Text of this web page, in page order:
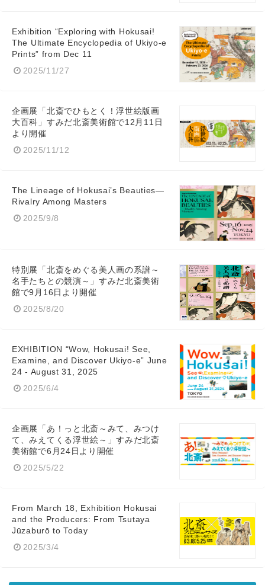
Exhibition “Exploring with Hokusai!
The Ultimate Encyclopedia of Ukiyo-e
Prints” from Dec 11
2025/11/27
企画展「北斎でひもとく！浮世絵版画
大百科」すみだ北斎美術館で12月11日
より開催
2025/11/12
The Lineage of Hokusai’s Beauties—
Rivalry Among Masters
2025/9/8
特別展「北斎をめぐる美人画の系譜～
名手たちとの競演～」すみだ北斎美術
館で9月16日より開催
2025/8/20
EXHIBITION “Wow, Hokusai! See,
Examine, and Discover Ukiyo-e” June
24 - August 31, 2025
2025/6/4
企画展「あ！っと北斎～みて、みつけ
て、みえてくる浮世絵～」すみだ北斎
美術館で6月24日より開催
2025/5/22
From March 18, Exhibition Hokusai
and the Producers: From Tsutaya
Jūzaburō to Today
2025/3/4